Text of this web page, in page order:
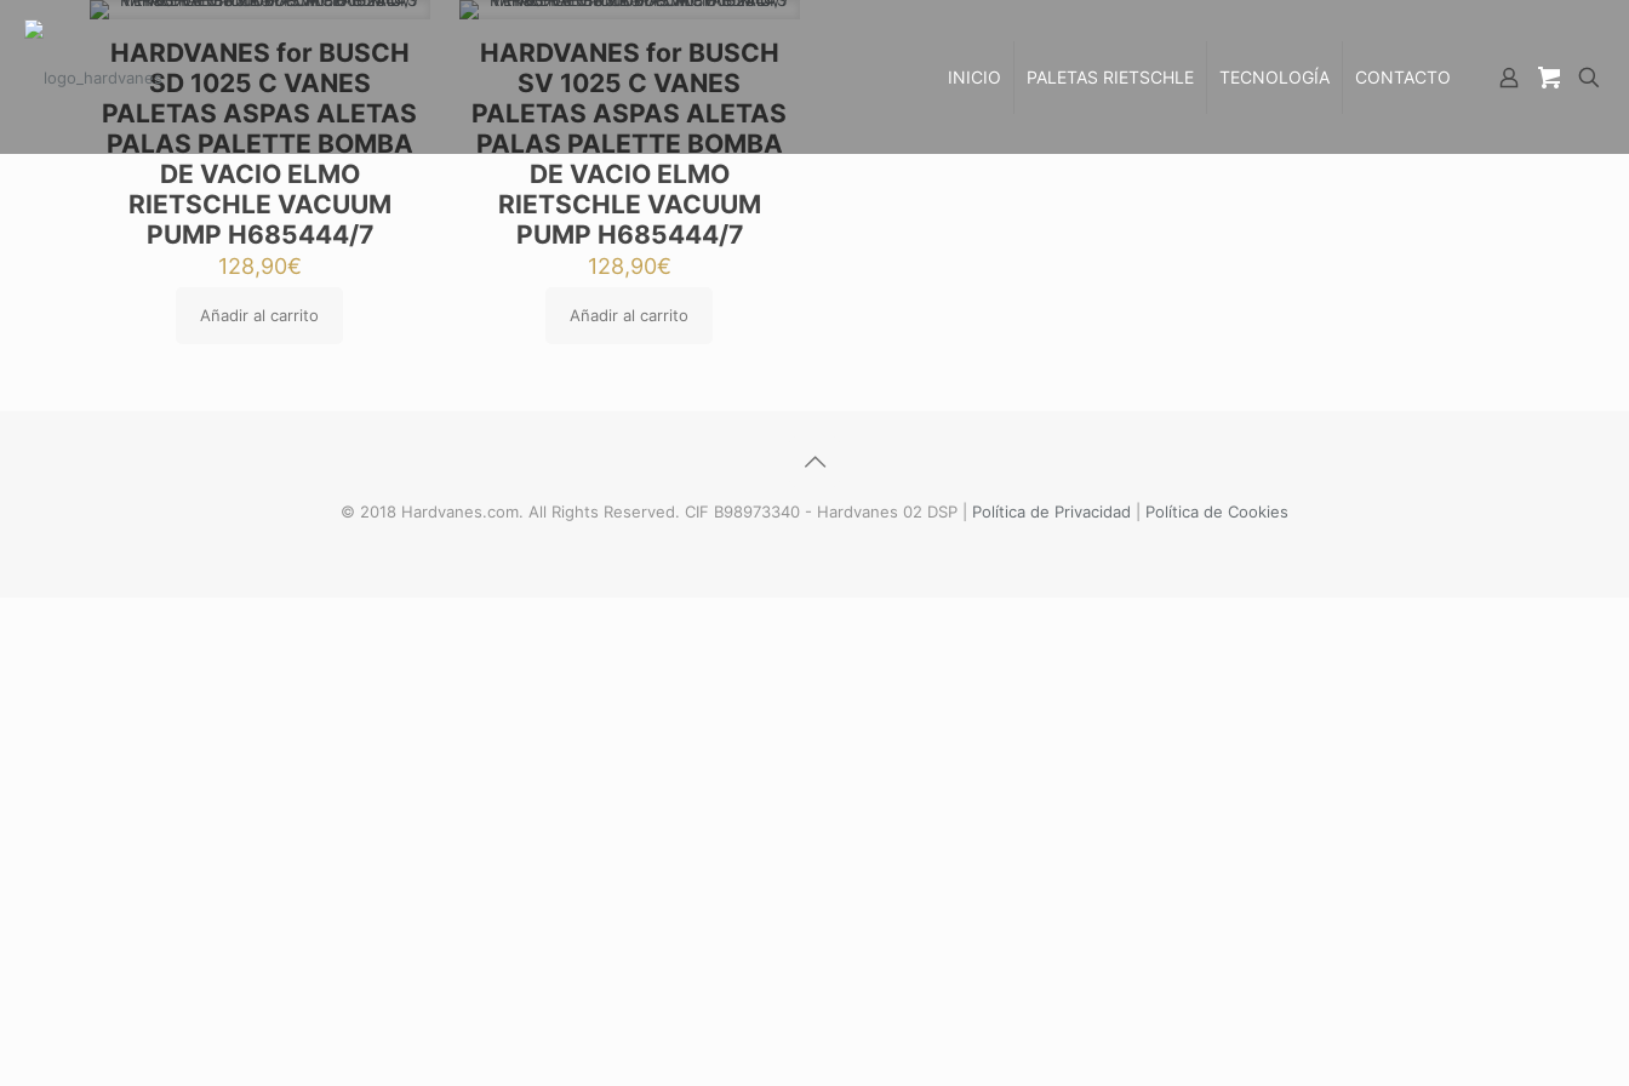
INICIO PALETAS RIETSCHLE TECNOLOGÍA CONTACTO
HARDVANES for BUSCH
SD 1025 C VANES
PALETAS ASPAS ALETAS
PALAS PALETTE BOMBA
DE VACIO ELMO
RIETSCHLE VACUUM
PUMP H685444/7
128,90€
Añadir al carrito
HARDVANES for BUSCH
SV 1025 C VANES
PALETAS ASPAS ALETAS
PALAS PALETTE BOMBA
DE VACIO ELMO
RIETSCHLE VACUUM
PUMP H685444/7
128,90€
Añadir al carrito
© 2018 Hardvanes.com. All Rights Reserved. CIF B98973340 - Hardvanes 02 DSP | Política de Privacidad Política de Cookies